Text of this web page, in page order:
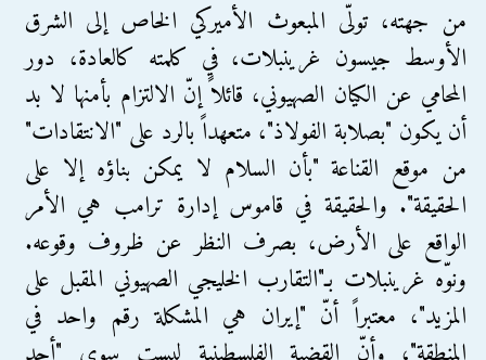
من جهته، تولّى المبعوث الأميركي الخاص إلى الشرق
الأوسط جيسون غرينبلات، في كلمته كالعادة، دور
المحامي عن الكيان الصهيوني، قائلاً إنّ الالتزام بأمنها لا بد
أن يكون "بصلابة الفولاذ"، متعهداً بالرد على "الانتقادات"
من موقع القناعة "بأن السلام لا يمكن بناؤه إلا على
الحقيقة". والحقيقة في قاموس إدارة ترامب هي الأمر
الواقع على الأرض، بصرف النظر عن ظروف وقوعه.
ونوّه غرينبلات بـ"التقارب الخليجي الصهيوني المقبل على
المزيد"، معتبراً أنّ "إيران هي المشكلة رقم واحد في